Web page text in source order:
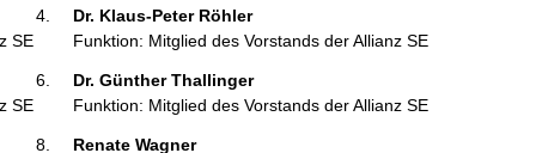
SE
Dr. Klaus-Peter Röhler
Funktion: Mitglied des Vorstands der Allianz SE
SE
Dr. Günther Thallinger
Funktion: Mitglied des Vorstands der Allianz SE
Renate Wagner